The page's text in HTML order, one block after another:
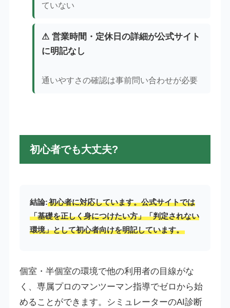
ていない
⚠ 営業時間・定休日の詳細が公式サイト
に明記なし
通いやすさの確認は事前問い合わせが必要
初心者でも大丈夫?
結論:初心者に対応しています。公式サイトでは
「基礎を正しく身につけたい方」「判定されない
環境」として初心者向けを明記しています。
個室・半個室の環境で他の利用者の目線がな
く、専属プロのマンツーマン指導でゼロから始
めることができます。シミュレーターのAI診断